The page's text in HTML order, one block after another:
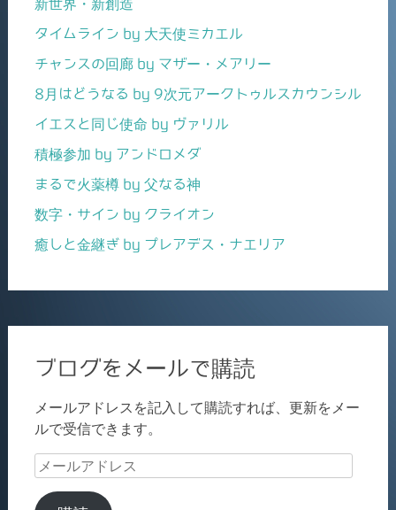
新世界・新創造
タイムライン by 大天使ミカエル
チャンスの回廊 by マザー・メアリー
8月はどうなる by 9次元アークトゥルスカウンシル
イエスと同じ使命 by ヴァリル
積極参加 by アンドロメダ
まるで火薬樽 by 父なる神
数字・サイン by クライオン
癒しと金継ぎ by プレアデス・ナエリア
ブログをメールで購読
メールアドレスを記入して購読すれば、更新をメー
ルで受信できます。
メ
ル